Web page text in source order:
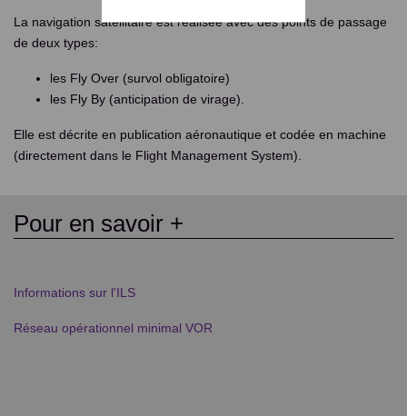
La navigation satellitaire est réalisée avec des points de passage
de deux types:
les Fly Over (survol obligatoire)
les Fly By (anticipation de virage).
Elle est décrite en publication aéronautique et codée en machine
(directement dans le Flight Management System).
Pour en savoir +
Informations sur l'ILS
Réseau opérationnel minimal VOR